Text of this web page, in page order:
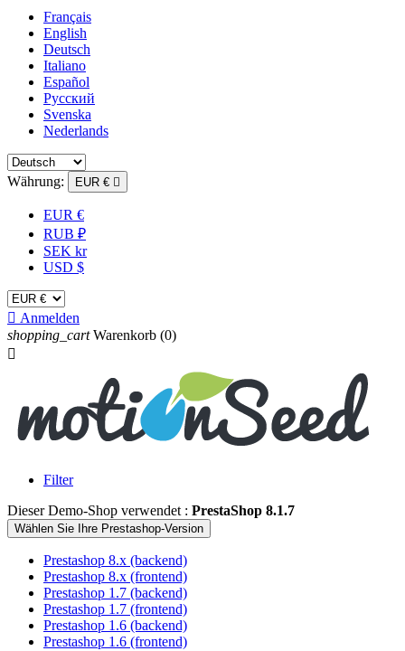
Français
English
Deutsch
Italiano
Español
Русский
Svenska
Nederlands
Währung: EUR € 
EUR €
RUB ₽
SEK kr
USD $
 Anmelden
shopping_cart Warenkorb (0)

Filter
Dieser Demo-Shop verwendet : PrestaShop 8.1.7
Wählen Sie Ihre Prestashop-Version
Prestashop 8.x (backend)
Prestashop 8.x (frontend)
Prestashop 1.7 (backend)
Prestashop 1.7 (frontend)
Prestashop 1.6 (backend)
Prestashop 1.6 (frontend)